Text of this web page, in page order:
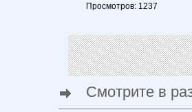
Просмотров: 1237
Смотрите в